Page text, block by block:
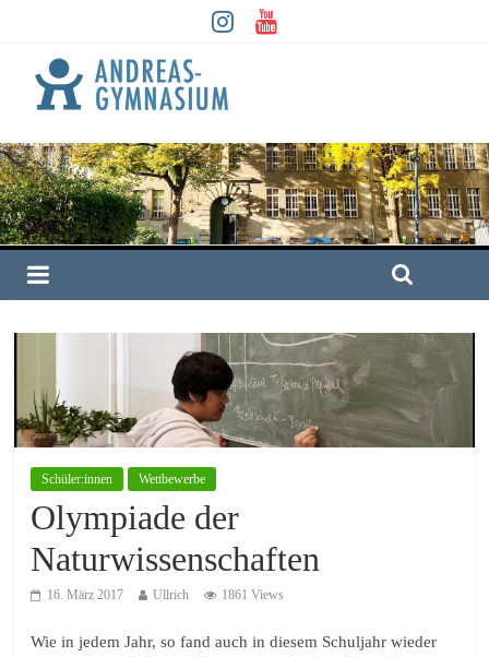
Schüler:innen Wettbewerbe
Olympiade der
Naturwissenschaften
16. März 2017 Ullrich 1861 Views
Wie in jedem Jahr, so fand auch in diesem Schuljahr wieder